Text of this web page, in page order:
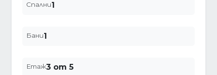
Спални1
Бани1
Етаж3 от 5